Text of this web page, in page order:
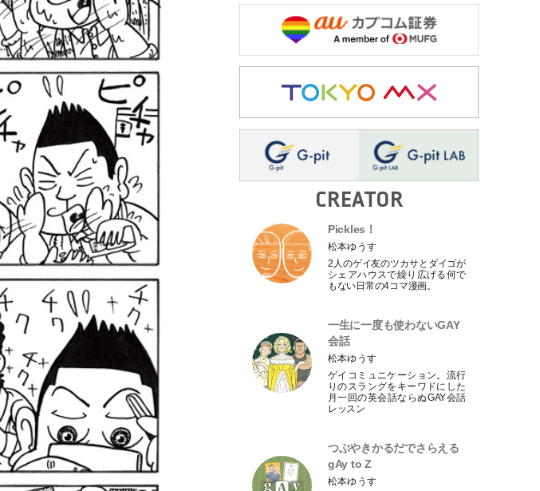
CREATOR
Pickles！
松本ゆうす
2人のゲイ友のツカサとダイゴが
シェアハウスで繰り広げる何で
もない日常の4コマ漫画。
一生に一度も使わないGAY
会話
松本ゆうす
ゲイコミュニケーション。流行
りのスラングをキーワドにした
月一回の英会話ならぬGAY会話
レッスン
つぶやきかるだでさらえる
gAy to Z
松本ゆうす